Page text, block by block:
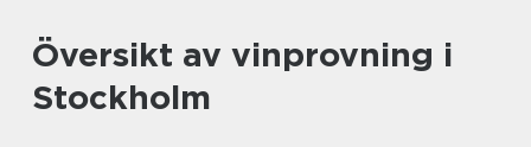
Översikt av vinprovning i
Stockholm